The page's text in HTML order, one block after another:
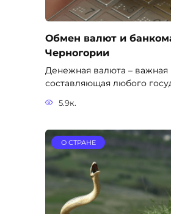
Обмен валют и
Черногории
Денежная валюта – важная
составляющая любого
5.9к.
О СТРАНЕ